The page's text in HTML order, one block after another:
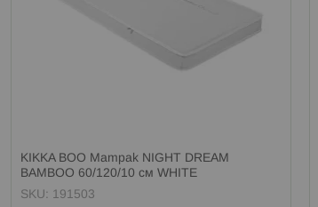
KIKKA BOO Матрак NIGHT DREAM
BAMBOO 60/120/10 см WHITE
SKU: 191503